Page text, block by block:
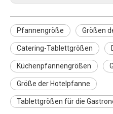
Pfannengröße Größen
Catering-Tablettgrößen
Küchenpfannengrößen
Größe der Hotelpfanne
Tablettgrößen für die